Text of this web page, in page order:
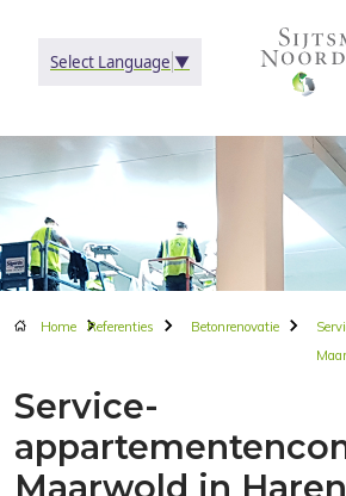
Select Language ▼
Home Referenties Betonrenovatie
Service-
Maarwold in Haren